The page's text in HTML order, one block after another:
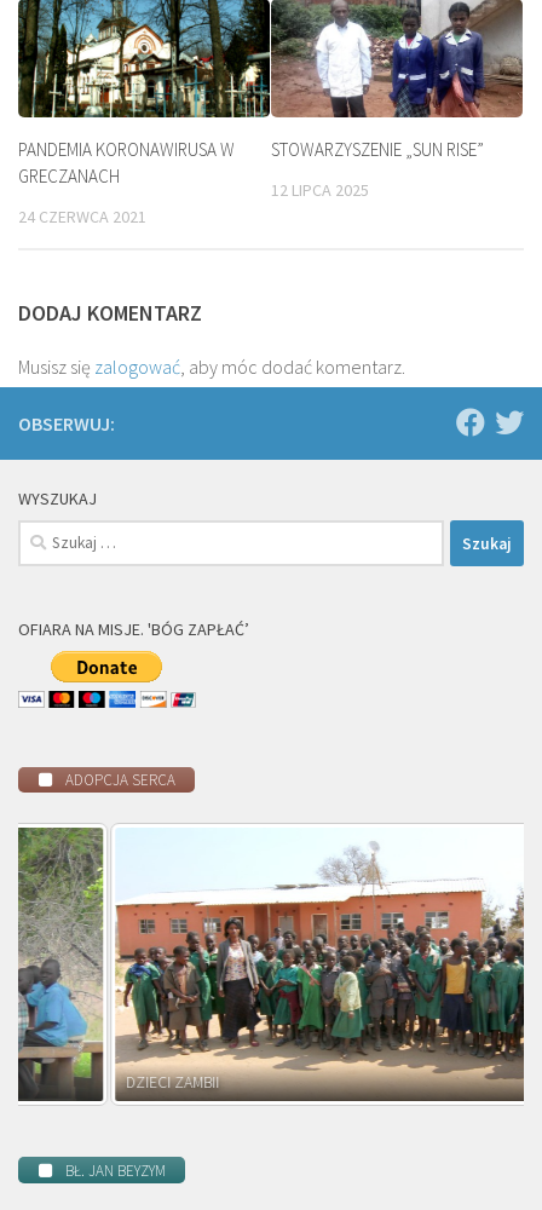
PANDEMIA KORONAWIRUSA W
GRECZANACH
24 CZERWCA 2021
STOWARZYSZENIE „SUN RISE”
12 LIPCA 2025
DODAJ KOMENTARZ
Musisz się zalogować, aby móc dodać komentarz.
OBSERWUJ:
WYSZUKAJ
Szukaj:
OFIARA NA MISJE. 'BÓG ZAPŁAĆ’
ADOPCJA SERCA
DZIECI ZAMBII
BŁ. JAN BEYZYM